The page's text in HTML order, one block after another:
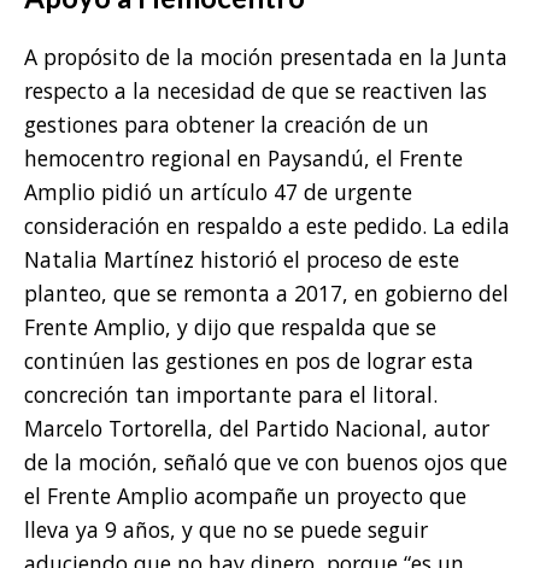
A propósito de la moción presentada en la Junta
respecto a la necesidad de que se reactiven las
gestiones para obtener la creación de un
hemocentro regional en Paysandú, el Frente
Amplio pidió un artículo 47 de urgente
consideración en respaldo a este pedido. La edila
Natalia Martínez historió el proceso de este
planteo, que se remonta a 2017, en gobierno del
Frente Amplio, y dijo que respalda que se
continúen las gestiones en pos de lograr esta
concreción tan importante para el litoral.
Marcelo Tortorella, del Partido Nacional, autor
de la moción, señaló que ve con buenos ojos que
el Frente Amplio acompañe un proyecto que
lleva ya 9 años, y que no se puede seguir